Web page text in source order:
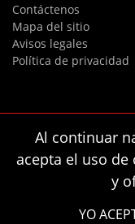
Al continuar
acepta el uso de
y
YO
Contáctenos
Mapa del sitio
Avisos legales
Política de privacidad